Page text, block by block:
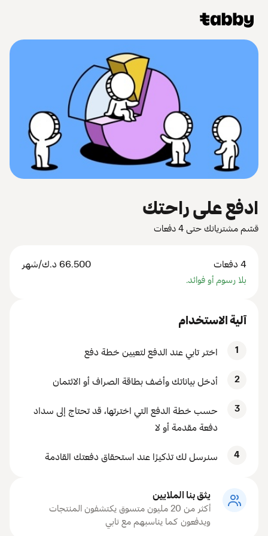
ادفع على راحتك
قسّم مشترياتك حتى 4 دفعات
4 دفعات 66.500 د.ك/شهر
بلا رسوم أو فوائد.
آلية الاستخدام
1 اختر تابي عند الدفع لتعيين خطة دفع
2 أدخل بياناتك وأضف بطاقة الصراف أو الائتمان
3
حسب خطة الدفع التي اخترتها، قد تحتاج إلى سداد
دفعة مقدمة أو لا
4 سنرسل لك تذكيرًا عند استحقاق دفعتك القادمة
يثق بنا الملايين
أكثر من 20 مليون متسوق يكتشفون المنتجات
ويدفعون كما يناسبهم مع تابي